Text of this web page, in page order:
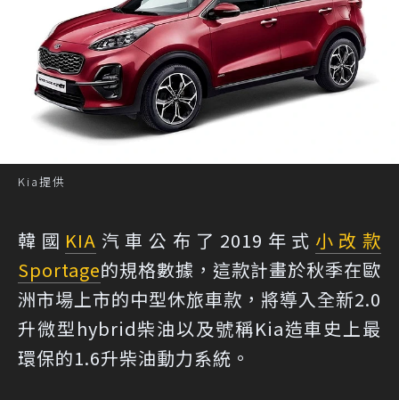
Kia提供
韓國 KIA 汽車公布了2019年式 小改款
Sportage的規格數據，這款計畫於秋季在歐
洲市場上市的中型休旅車款，將導入全新2.0
升微型hybrid柴油以及號稱Kia造車史上最
環保的1.6升柴油動力系統。